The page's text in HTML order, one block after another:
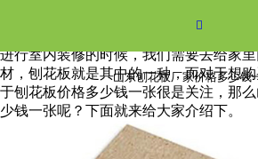

山东刨花板厂家价格多少钱
山东刨花板厂家价格多
进行室内装修的时候，我们需要去给家
材，刨花板就是其中的一种，而对于想
于刨花板价格多少钱一张很是关注，那
少钱一张呢？下面就来给大家介绍下。